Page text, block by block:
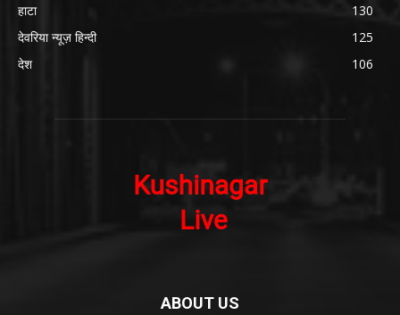
हाटा
130
देवरिया न्यूज़ हिन्दी
125
देश
106
ABOUT US